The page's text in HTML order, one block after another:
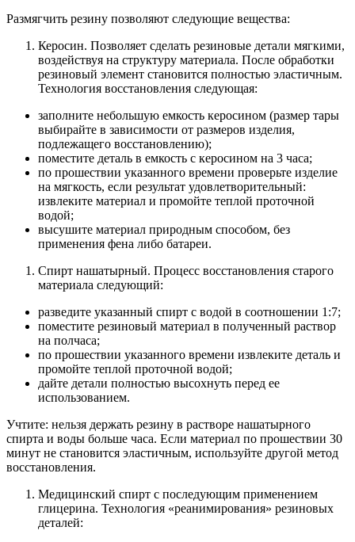
Размягчить резину позволяют следующие вещества:
Керосин. Позволяет сделать резиновые детали мягкими,
воздействуя на структуру материала. После обработки
резиновый элемент становится полностью эластичным.
Технология восстановления следующая:
заполните небольшую емкость керосином (размер тары
выбирайте в зависимости от размеров изделия,
подлежащего восстановлению);
поместите деталь в емкость с керосином на 3 часа;
по прошествии указанного времени проверьте изделие
на мягкость, если результат удовлетворительный:
извлеките материал и промойте теплой проточной
водой;
высушите материал природным способом, без
применения фена либо батареи.
Спирт нашатырный. Процесс восстановления старого
материала следующий:
разведите указанный спирт с водой в соотношении 1:7;
поместите резиновый материал в полученный раствор
на полчаса;
по прошествии указанного времени извлеките деталь и
промойте теплой проточной водой;
дайте детали полностью высохнуть перед ее
использованием.
Учтите: нельзя держать резину в растворе нашатырного
спирта и воды больше часа. Если материал по прошествии 30
минут не становится эластичным, используйте другой метод
восстановления.
Медицинский спирт с последующим применением
глицерина. Технология «реанимирования» резиновых
деталей: